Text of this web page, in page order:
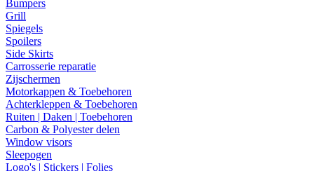
Bumpers
Grill
Spiegels
Spoilers
Side Skirts
Carrosserie reparatie
Zijschermen
Motorkappen & Toebehoren
Achterkleppen & Toebehoren
Ruiten | Daken | Toebehoren
Carbon & Polyester delen
Window visors
Sleepogen
Logo's | Stickers | Folies